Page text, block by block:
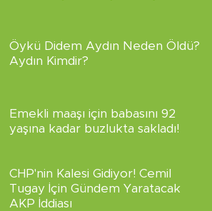
Öykü Didem Aydın Neden Öldü?
Aydın Kimdir?
Emekli maaşı için babasını 92
yaşına kadar buzlukta sakladı!
CHP'nin Kalesi Gidiyor! Cemil
Tugay İçin Gündem Yaratacak
AKP İddiası